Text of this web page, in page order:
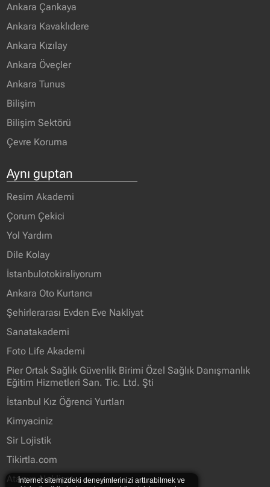
Ankara Çankaya
Ankara Kavaklıdere
Ankara Kızılay
Ankara Öveçler
Ankara Tunus
Bilişim
Bilişim Sektörü
Çevre Koruma
Aynı guptan
Resim Akademi
Çorum Çekici
Yol Yardım
Dile Kolay
İstanbulotokiraliyorum
Ankara Oto Kurtarıcı
Şehirlerarası Evden Eve Nakliyat
Sanatakademi
Foto Life Akademi
Pier Ortak Sağlık Güvenlik Birimi Özel Sağlık Danışmanlık
Eğitim Hizmetleri San. Tic. Ltd. Şti
İstanbul Kız Öğrenci Yurtları
Kimyaciniz
Sir Lojistik
Tikirtla.com
Atasun Nakliyat
İnternet sitemizdeki deneyimlerinizi arttırabilmek ve